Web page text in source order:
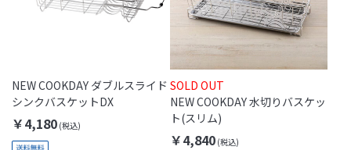
NEW COOKDAY ダブルスライド
シンクバスケットDX
￥4,180
SOLD OUT
NEW COOKDAY 水切りバスケッ
ト(スリム)
￥4,840